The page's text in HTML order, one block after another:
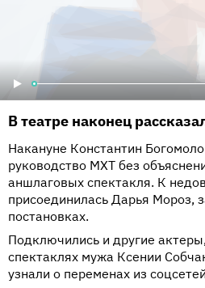
В театре наконец
Накануне Константин
руководство МХТ без
аншлаговых спектакля. К
присоединилась Дарья Мороз,
постановках.
Подключились и другие
спектаклях мужа Ксении
узнали о переменах из